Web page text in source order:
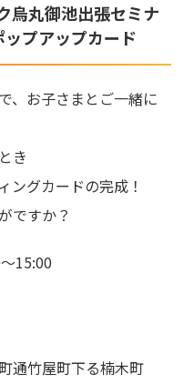
烏丸御池出張セミナ
プアップカード
、お子さまとご一緒に
き
ングカードの完成！
ですか？
15:00
竹屋町下る楠木町